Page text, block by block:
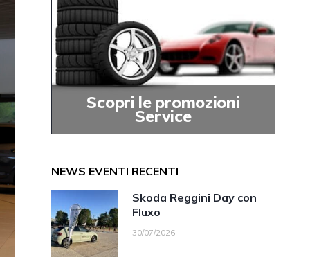
Scopri le promozioni
Service
NEWS EVENTI RECENTI
Skoda Reggini Day con
Fluxo
30/07/2026